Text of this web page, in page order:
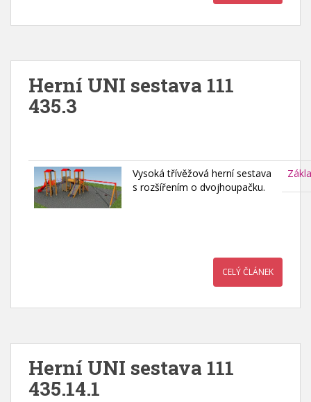
Herní UNI sestava 111
435.3
Vysoká třívěžová herní sestava
s rozšířením o dvojhoupačku.
CELÝ ČLÁNEK
Herní UNI sestava 111
435.14.1